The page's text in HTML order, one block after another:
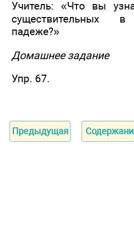
Учитель: «Что вы
существительных
падеже?»
Домашнее задание
Упр. 67.
Предыдущая